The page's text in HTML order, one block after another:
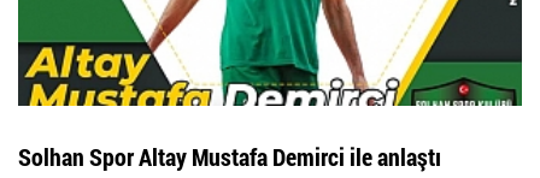
Solhan Spor Altay Mustafa Demirci ile anlaştı